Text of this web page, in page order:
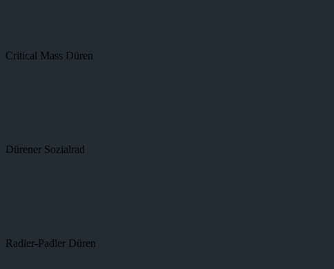
Critical Mass Düren
Dürener Sozialrad
Radler-Padler Düren